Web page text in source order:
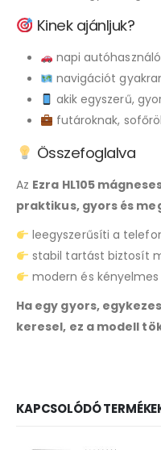
Kinek ajánljuk?
napi
navigációt
akik egyszerű,
futároknak,
Összefoglalva
Az Ezra HL105
praktikus, gyors és
leegyszerűsíti a
stabil tartást biztosít
modern és
Ha egy gyors,
keresel, ez a modell
KAPCSOLÓDÓ